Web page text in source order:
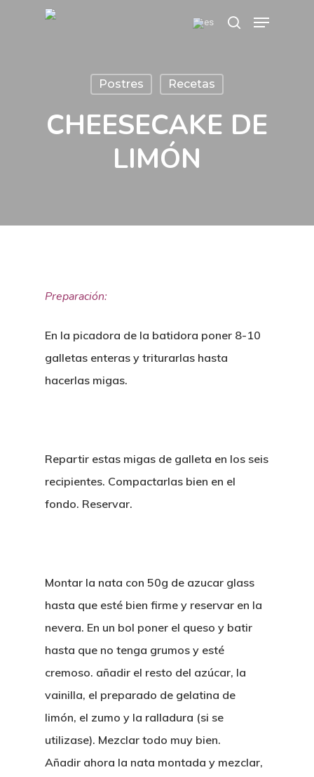
search
Menu
Postres Recetas
CHEESECAKE DE
LIMÓN
Preparación:
En la picadora de la batidora poner 8-10
galletas enteras y triturarlas hasta
hacerlas migas.
Repartir estas migas de galleta en los seis
recipientes. Compactarlas bien en el
fondo. Reservar.
Montar la nata con 50g de azucar glass
hasta que esté bien firme y reservar en la
nevera. En un bol poner el queso y batir
hasta que no tenga grumos y esté
cremoso. añadir el resto del azúcar, la
vainilla, el preparado de gelatina de
limón, el zumo y la ralladura (si se
utilizase). Mezclar todo muy bien.
Añadir ahora la nata montada y mezclar,